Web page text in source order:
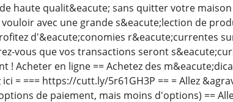
haute qualit&eacute; sans quitter votre
avec une grande s&eacute;lection de
d'&eacute;conomies r&eacute;currentes
vous que vos transactions seront
! Acheter en ligne == Achetez des
= === https://cutt.ly/5r61GH3P == = Allez
de paiement, mais moins d'options) ==